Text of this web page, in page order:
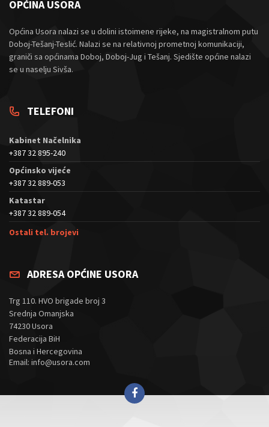
OPĆINA USORA
Općina Usora nalazi se u dolini istoimene rijeke, na magistralnom putu
Doboj-Tešanj-Teslić. Nalazi se na relativnoj prometnoj komunikaciji,
graniči sa općinama Doboj, Doboj-Jug i Tešanj. Sjedište općine nalazi
se u naselju Sivša.
TELEFONI
Kabinet Načelnika
+387 32 895-240
Općinsko vijeće
+387 32 889-053
Katastar
+387 32 889-054
Ostali tel. brojevi
ADRESA OPĆINE USORA
Trg 110. HVO brigade broj 3
Srednja Omanjska
74230 Usora
Federacija BiH
Bosna i Hercegovina
Email: info@usora.com